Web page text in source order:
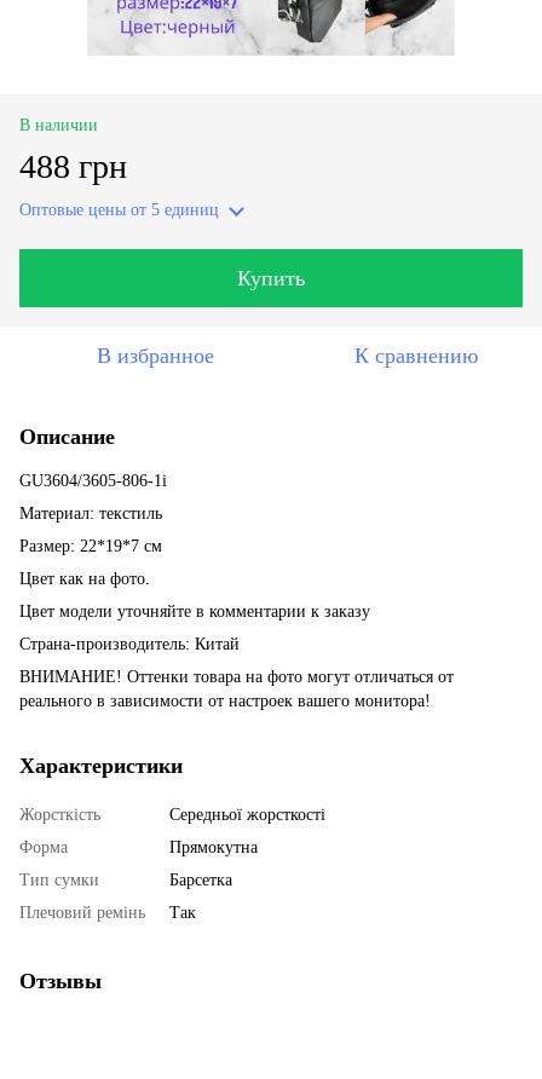
В наличии
488 грн
Оптовые цены от 5 единиц
Купить
В избранное К сравнению
Описание
GU3604/3605-806-1i
Материал: текстиль
Размер: 22*19*7 см
Цвет как на фото.
Цвет модели уточняйте в комментарии к заказу
Страна-производитель: Китай
ВНИМАНИЕ! Оттенки товара на фото могут отличаться от
реального в зависимости от настроек вашего монитора!
Характеристики
Жорсткість
Середньої жорсткості
Форма
Прямокутна
Тип сумки
Барсетка
Плечовий ремінь
Так
Отзывы